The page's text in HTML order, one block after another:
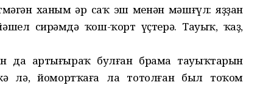
ханым һәр саҡ эш менән мәшғүл: яҙҙан
сирәмдә ҡош-ҡорт үҫтерә. Тауыҡ, ҡаҙ,
да артығыраҡ булған брама тауыҡтарын
лә, йомортҡаға ла тотолған был тоҡом